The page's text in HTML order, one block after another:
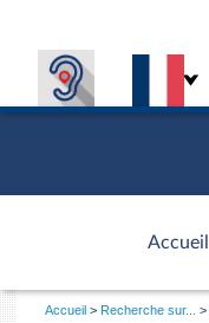
Accueil
d'accueil
Vous
Accueil Recherche sur...